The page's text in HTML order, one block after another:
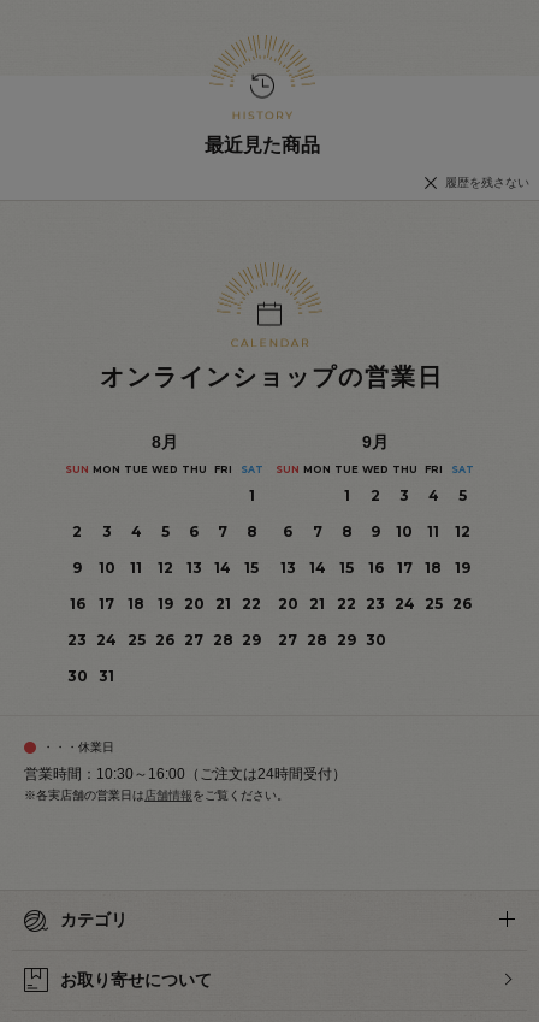
最近見た商品
履歴を残さない
オンラインショップの営業日
8月
SUN MON TUE WED THU FRI SAT
1
2
3 4 5 6 7
8
9
10 11 12 13 14
15
16
17 18 19 20 21
22
23
24 25 26 27 28 29
30
31
9月
SUN MON TUE WED THU FRI SAT
1 2 3 4
5
6
7 8 9 10 11
12
13
14 15 16 17 18
19
20
21 22 23 24 25
26
27 28 29 30
・・・休業日
営業時間：10:30～16:00（ご注文は24時間受付）
※各実店舗の営業日は 店舗情報をご覧ください。
カテゴリ
お取り寄せについて